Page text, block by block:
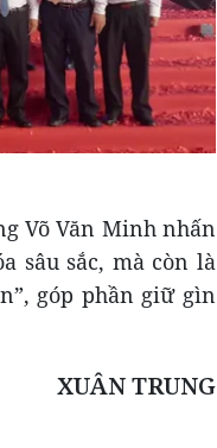
Võ Văn Minh nhấn
sâu sắc, mà còn là
góp phần giữ gìn
XUÂN TRUNG